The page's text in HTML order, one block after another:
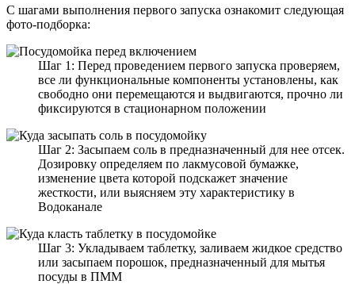
С шагами выполнения первого запуска ознакомит следующая
фото-подборка:
Шаг 1: Перед проведением первого запуска проверяем,
все ли функциональные компоненты установлены, как
свободно они перемещаются и выдвигаются, прочно ли
фиксируются в стационарном положении
Шаг 2: Засыпаем соль в предназначенный для нее отсек.
Дозировку определяем по лакмусовой бумажке,
изменение цвета которой подскажет значение
жесткости, или выясняем эту характеристику в
Водоканале
Шаг 3: Укладываем таблетку, заливаем жидкое средство
или засыпаем порошок, предназначенный для мытья
посуды в ПММ